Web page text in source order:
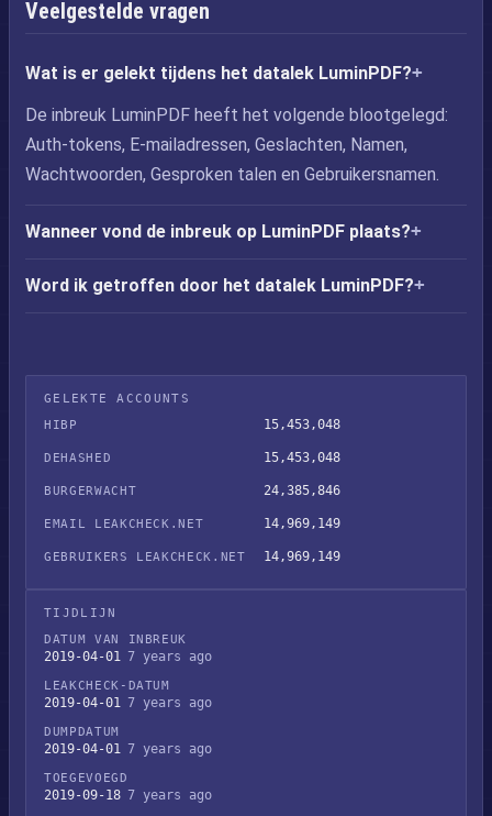
Veelgestelde vragen
Wat is er gelekt tijdens het datalek LuminPDF?
De inbreuk LuminPDF heeft het volgende blootgelegd:
Auth-tokens, E-mailadressen, Geslachten, Namen,
Wachtwoorden, Gesproken talen en Gebruikersnamen.
Wanneer vond de inbreuk op LuminPDF plaats?
Word ik getroffen door het datalek LuminPDF?
GELEKTE ACCOUNTS
HIBP
15,453,048
DEHASHED 15,453,048
BURGERWACHT 24,385,846
EMAIL LEAKCHECK.NET 14,969,149
GEBRUIKERS LEAKCHECK.NET 14,969,149
TIJDLIJN
DATUM VAN INBREUK
2019-04-01 7 years ago
LEAKCHECK-DATUM
2019-04-01 7 years ago
DUMPDATUM
2019-04-01 7 years ago
TOEGEVOEGD
2019-09-18 7 years ago